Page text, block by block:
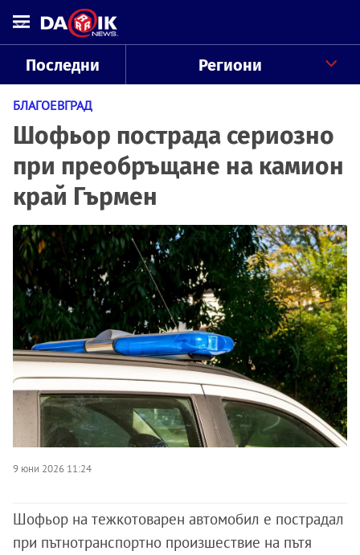
Последни Региони
БЛАГОЕВГРАД
Шофьор пострада сериозно
при преобръщане на камион
край Гърмен
9 юни 2026 11:24
Шофьор на тежкотоварен автомобил е пострадал
при пътнотранспортно произшествие на пътя